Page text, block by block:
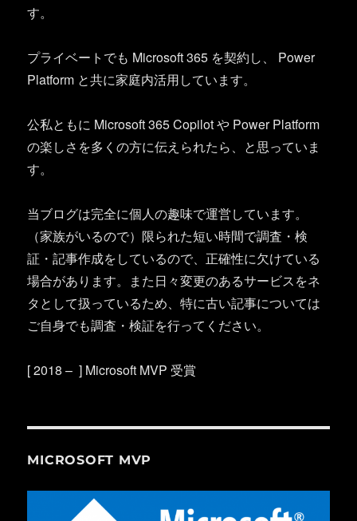
す。
プライベートでも Microsoft 365 を契約し、 Power
Platform と共に家庭内活用しています。
公私ともに Microsoft 365 Copilot や Power Platform
の楽しさを多くの方に伝えられたら、と思っていま
す。
当ブログは完全に個人の趣味で運営しています。
（家族がいるので）限られた短い時間で調査・検
証・記事作成をしているので、正確性に欠けている
場合があります。また日々変更のあるサービスをネ
タとして扱っているため、特に古い記事については
ご自身でも調査・検証を行ってください。
[ 2018 – ] Microsoft MVP 受賞
MICROSOFT MVP